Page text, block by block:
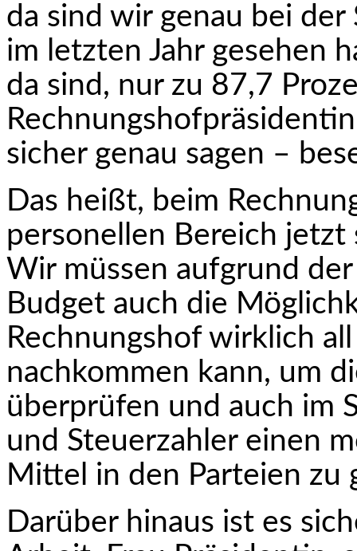
da sind wir genau bei
im letzten Jahr gesehen
da sind, nur zu 87,7
sicher genau sagen –
Das heißt, beim
personellen Bereich jetzt
Wir müssen aufgrund
Budget auch die
Rechnungshof wirklich
nachkommen kann, um
überprüfen und auch im
und Steuerzahler einen
Mittel in den Parteien zu
Darüber hinaus ist es